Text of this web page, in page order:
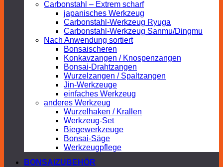
Carbonstahl – Extrem scharf
japanisches Werkzeug
Carbonstahl-Werkzeug Ryuga
Carbonstahl-Werkzeug Sanmu/Dingmu
Nach Anwendung sortiert
Bonsaischeren
Konkavzangen / Knospenzangen
Bonsai-Drahtzangen
Wurzelzangen / Spaltzangen
Jin-Werkzeuge
einfaches Werkzeug
anderes Werkzeug
Wurzelhaken / Krallen
Werkzeug-Set
Biegewerkzeuge
Bonsai-Säge
Werkzeugpflege
BONSAIZUBEHÖR